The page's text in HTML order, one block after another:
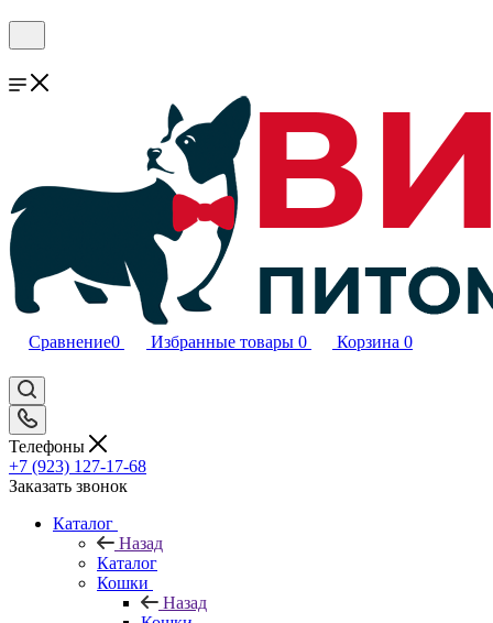
Сравнение0 Избранные товары 0 Корзина 0
Телефоны
+7 (923) 127-17-68
Заказать звонок
Каталог
Назад
Каталог
Кошки
Назад